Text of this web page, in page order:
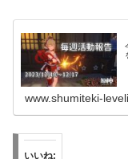
www.shumiteki-
いいね: